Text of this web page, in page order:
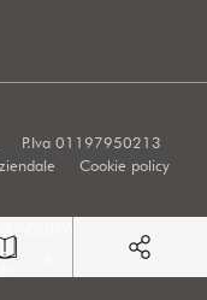
P.Iva 01197950213
Cookie policy